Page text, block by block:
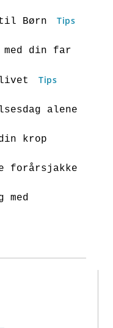
til Børn
Tips
med din far
livet
Tips
alene
krop
forårsjakke
med